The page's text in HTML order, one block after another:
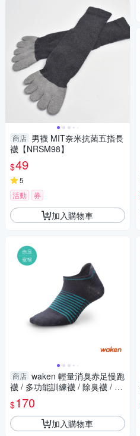
商店 男襪 MIT奈米抗菌五指長
襪【NRSM98】
$49
5
活動
券
加入購物車
商店 waken 輕量消臭赤足慢跑
襪 / 多功能訓練襪 / 除臭襪 / 機
能襪 / 襪子 / 健走襪
$170
加入購物車